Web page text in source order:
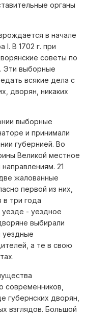
органы
в начале
I. В 1702 г. при
советы по
Эти выборные
всякие дела с
дворян, никаких
выборные
и принимали
губернией. Во
Великой местное
21
жалованные
первой из них,
в три года
уезде - уездное
выбирали
уездные
а те в свою
современников,
губернских дворян,
взглядов. Большой